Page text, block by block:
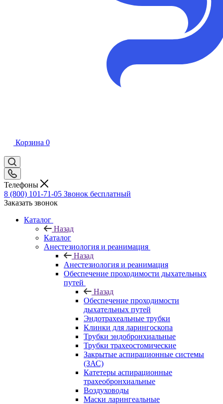
Корзина 0
Телефоны
8 (800) 101-71-05 Звонок бесплатный
Заказать звонок
Каталог
Назад
Каталог
Анестезиология и реанимация
Назад
Анестезиология и реанимация
Обеспечение проходимости дыхательных
путей
Назад
Обеспечение проходимости
дыхательных путей
Эндотрахеальные трубки
Клинки для ларингоскопа
Трубки эндобронхиальные
Трубки трахеостомические
Закрытые аспирационные системы
(ЗАС)
Катетеры аспирационные
трахеобронхиальные
Воздуховоды
Маски ларингеальные